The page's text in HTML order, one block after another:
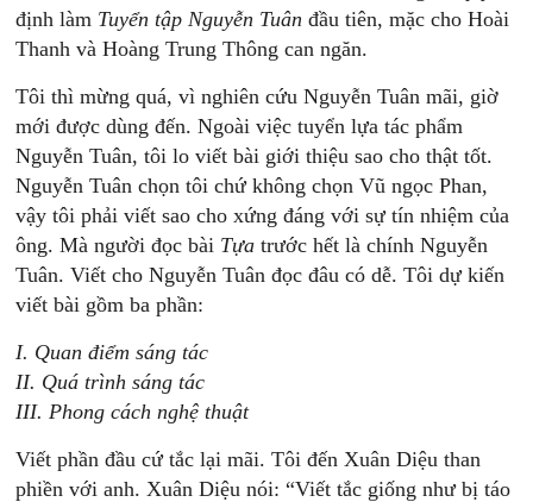
định làm Tuyển tập Nguyễn Tuân đầu tiên, mặc cho Hoài
Thanh và Hoàng Trung Thông can ngăn.
Tôi thì mừng quá, vì nghiên cứu Nguyễn Tuân mãi, giờ
mới được dùng đến. Ngoài việc tuyển lựa tác phẩm
Nguyễn Tuân, tôi lo viết bài giới thiệu sao cho thật tốt.
Nguyễn Tuân chọn tôi chứ không chọn Vũ ngọc Phan,
vậy tôi phải viết sao cho xứng đáng với sự tín nhiệm của
ông. Mà người đọc bài Tựa trước hết là chính Nguyễn
Tuân. Viết cho Nguyễn Tuân đọc đâu có dễ. Tôi dự kiến
viết bài gồm ba phần:
I. Quan điểm sáng tác
II. Quá trình sáng tác
III. Phong cách nghệ thuật
Viết phần đầu cứ tắc lại mãi. Tôi đến Xuân Diệu than
phiền với anh. Xuân Diệu nói: “Viết tắc giống như bị táo